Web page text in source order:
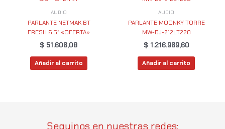
AUDIO
PARLANTE NETMAK BT
FRESH 6.5″ «OFERTA»
$ 51.606,08
Añadir al carrito
AUDIO
PARLANTE MOONKY TORRE
MW-DJ-212LT220
$ 1.216.969,60
Añadir al carrito
Seguinos en nuestras redes: